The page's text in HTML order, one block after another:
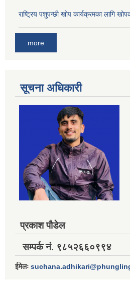
राष्ट्रिय पशुपन्छी खोप कार्यक्रमका लागि
more
सूचना अधिकारी
प्रकाश पौडेल
सम्पर्क नं. ९८५२६६०९९४
ईमेलः